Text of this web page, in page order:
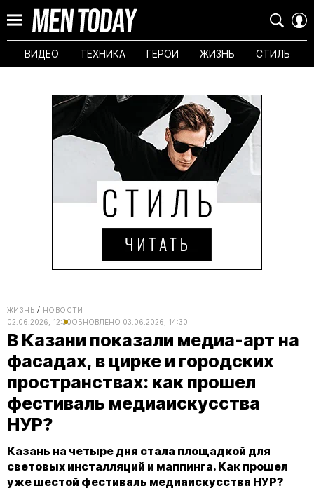
ВИДЕО ТЕХНИКА ГЕРОИ ЖИЗНЬ СТИЛЬ
ЖИЗНЬ
НОВОСТИ
02.06.2026, 12:30ОБНОВЛЕНО 03.06.2026, 14:30
В Казани показали медиа-арт на
фасадах, в цирке и городских
пространствах: как прошел
фестиваль медиаискусства
НУР?
Казань на четыре дня стала площадкой для
световых инсталляций и маппинга. Как прошел
уже шестой фестиваль медиаискусства НУР?